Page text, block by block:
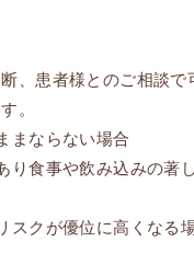
、患者様とのご相談で
。
まならない場合
り食事や飲み込みの著
スクが優位に高くなる